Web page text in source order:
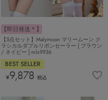
【即日発送＊】
【5点セット】Malymoon マリームーン ク
ラシカルダブルリボンセーラー [ ブラウン
/ ネイビー ] mls9936
BEST SELLER
¥9,878 税込